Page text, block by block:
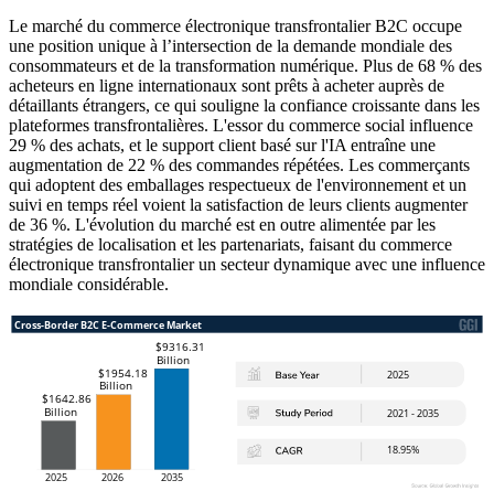
Le marché du commerce électronique transfrontalier B2C occupe
une position unique à l’intersection de la demande mondiale des
consommateurs et de la transformation numérique. Plus de 68 % des
acheteurs en ligne internationaux sont prêts à acheter auprès de
détaillants étrangers, ce qui souligne la confiance croissante dans les
plateformes transfrontalières. L'essor du commerce social influence
29 % des achats, et le support client basé sur l'IA entraîne une
augmentation de 22 % des commandes répétées. Les commerçants
qui adoptent des emballages respectueux de l'environnement et un
suivi en temps réel voient la satisfaction de leurs clients augmenter
de 36 %. L'évolution du marché est en outre alimentée par les
stratégies de localisation et les partenariats, faisant du commerce
électronique transfrontalier un secteur dynamique avec une influence
mondiale considérable.